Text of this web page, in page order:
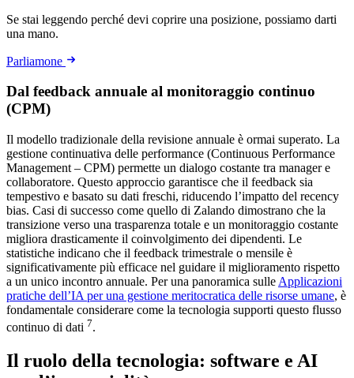
Se stai leggendo perché devi coprire una posizione, possiamo darti
una mano.
Parliamone
Dal feedback annuale al monitoraggio continuo
(CPM)
Il modello tradizionale della revisione annuale è ormai superato. La
gestione continuativa delle performance (Continuous Performance
Management – CPM) permette un dialogo costante tra manager e
collaboratore. Questo approccio garantisce che il feedback sia
tempestivo e basato su dati freschi, riducendo l’impatto del recency
bias. Casi di successo come quello di Zalando dimostrano che la
transizione verso una trasparenza totale e un monitoraggio costante
migliora drasticamente il coinvolgimento dei dipendenti. Le
statistiche indicano che il feedback trimestrale o mensile è
significativamente più efficace nel guidare il miglioramento rispetto
a un unico incontro annuale. Per una panoramica sulle Applicazioni
pratiche dell’IA per una gestione meritocratica delle risorse umane, è
fondamentale considerare come la tecnologia supporti questo flusso
continuo di dati 7.
Il ruolo della tecnologia: software e AI